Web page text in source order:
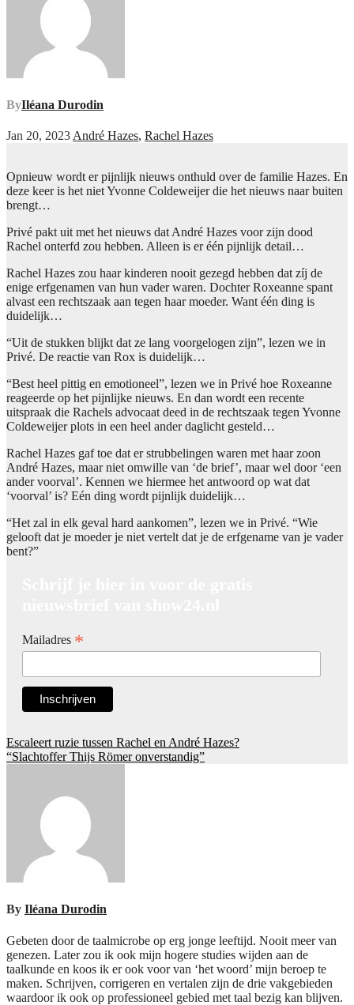
ByIléana Durodin
Jan 20, 2023 André Hazes, Rachel Hazes
Opnieuw wordt er pijnlijk nieuws onthuld over de familie Hazes. En
deze keer is het niet Yvonne Coldeweijer die het nieuws naar buiten
brengt…
Privé pakt uit met het nieuws dat André Hazes voor zijn dood
Rachel onterfd zou hebben. Alleen is er één pijnlijk detail…
Rachel Hazes zou haar kinderen nooit gezegd hebben dat zíj de
enige erfgenamen van hun vader waren. Dochter Roxeanne spant
alvast een rechtszaak aan tegen haar moeder. Want één ding is
duidelijk…
“Uit de stukken blijkt dat ze lang voorgelogen zijn”, lezen we in
Privé. De reactie van Rox is duidelijk…
“Best heel pittig en emotioneel”, lezen we in Privé hoe Roxeanne
reageerde op het pijnlijke nieuws. En dan wordt een recente
uitspraak die Rachels advocaat deed in de rechtszaak tegen Yvonne
Coldeweijer plots in een heel ander daglicht gesteld…
Rachel Hazes gaf toe dat er strubbelingen waren met haar zoon
André Hazes, maar niet omwille van ‘de brief’, maar wel door ‘een
ander voorval’. Kennen we hiermee het antwoord op wat dat
‘voorval’ is? Eén ding wordt pijnlijk duidelijk…
“Het zal in elk geval hard aankomen”, lezen we in Privé. “Wie
gelooft dat je moeder je niet vertelt dat je de erfgename van je vader
bent?”
Mailadres *
Post
navigation
Escaleert ruzie tussen Rachel en André Hazes?
“Slachtoffer Thijs Römer onverstandig”
By Iléana Durodin
Gebeten door de taalmicrobe op erg jonge leeftijd. Nooit meer van
genezen. Later zou ik ook mijn hogere studies wijden aan de
taalkunde en koos ik er ook voor van ‘het woord’ mijn beroep te
maken. Schrijven, corrigeren en vertalen zijn de drie vakgebieden
waardoor ik ook op professioneel gebied met taal bezig kan blijven.